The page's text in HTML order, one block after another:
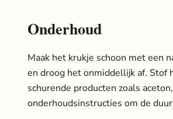
Onderhoud
Maak het krukje schoon met een
en droog het onmiddellijk af. Stof
schurende producten zoals
onderhoudsinstructies om de